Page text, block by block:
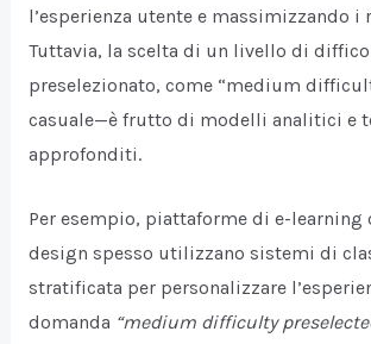
l’esperienza utente e massimizzando i
Tuttavia, la scelta di un livello di
preselezionato, come “medium
casuale—è frutto di modelli analitici e
approfonditi.
Per esempio, piattaforme di e-learning
design spesso utilizzano sistemi di
stratificata per personalizzare
domanda “medium difficulty